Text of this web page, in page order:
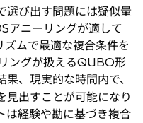
選び出す問題には疑似量
アニーリングが適して
ズムで最適な複合条件を
ングが扱えるQUBO形
、現実的な時間内で、
見出すことが可能になり
は経験や勘に基づき複合